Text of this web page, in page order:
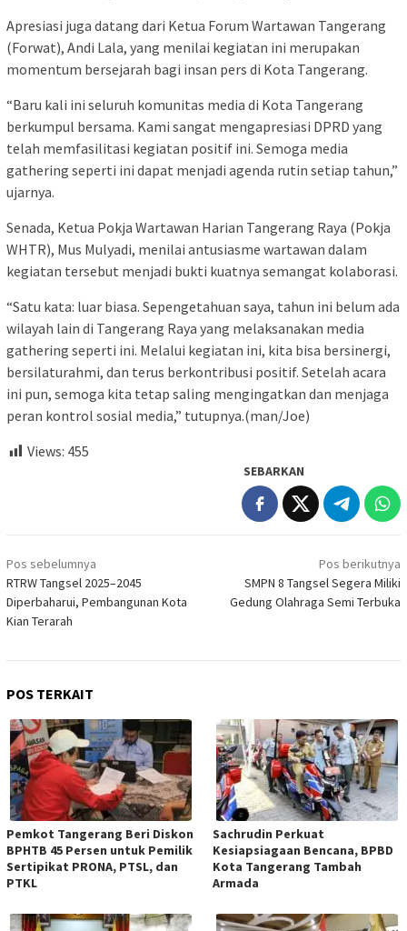
Apresiasi juga datang dari Ketua Forum Wartawan Tangerang
(Forwat), Andi Lala, yang menilai kegiatan ini merupakan
momentum bersejarah bagi insan pers di Kota Tangerang.
“Baru kali ini seluruh komunitas media di Kota Tangerang
berkumpul bersama. Kami sangat mengapresiasi DPRD yang
telah memfasilitasi kegiatan positif ini. Semoga media
gathering seperti ini dapat menjadi agenda rutin setiap tahun,”
ujarnya.
Senada, Ketua Pokja Wartawan Harian Tangerang Raya (Pokja
WHTR), Mus Mulyadi, menilai antusiasme wartawan dalam
kegiatan tersebut menjadi bukti kuatnya semangat kolaborasi.
“Satu kata: luar biasa. Sepengetahuan saya, tahun ini belum ada
wilayah lain di Tangerang Raya yang melaksanakan media
gathering seperti ini. Melalui kegiatan ini, kita bisa bersinergi,
bersilaturahmi, dan terus berkontribusi positif. Setelah acara
ini pun, semoga kita tetap saling mengingatkan dan menjaga
peran kontrol sosial media,” tutupnya.(man/Joe)
Views: 455
SEBARKAN
Navigasi
pos
Pos sebelumnya
RTRW Tangsel 2025–2045
Diperbaharui, Pembangunan Kota
Kian Terarah
Pos berikutnya
SMPN 8 Tangsel Segera Miliki
Gedung Olahraga Semi Terbuka
POS TERKAIT
Pemkot Tangerang Beri Diskon
BPHTB 45 Persen untuk Pemilik
Sertipikat PRONA, PTSL, dan
PTKL
Sachrudin Perkuat
Kesiapsiagaan Bencana, BPBD
Kota Tangerang Tambah
Armada